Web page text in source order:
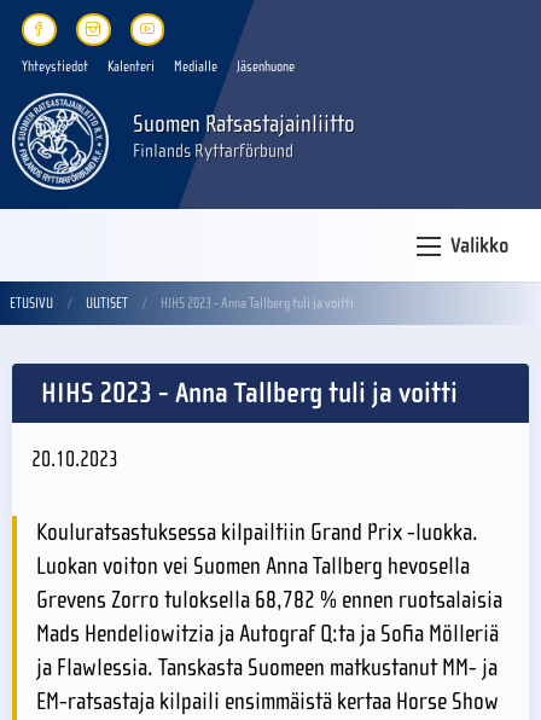
Yhteystiedot Kalenteri Medialle Jäsenhuone
Suomen Ratsastajainliitto
Finlands Ryttarförbund
Valikko
ETUSIVU UUTISET HIHS 2023 - Anna Tallberg tuli ja voitti
HIHS 2023 - Anna Tallberg tuli ja voitti
20.10.2023
Kouluratsastuksessa kilpailtiin Grand Prix -luokka.
Luokan voiton vei Suomen Anna Tallberg hevosella
Grevens Zorro tuloksella 68,782 % ennen ruotsalaisia
Mads Hendeliowitzia ja Autograf Q:ta ja Sofia Mölleriä
ja Flawlessia. Tanskasta Suomeen matkustanut MM- ja
EM-ratsastaja kilpaili ensimmäistä kertaa Horse Show